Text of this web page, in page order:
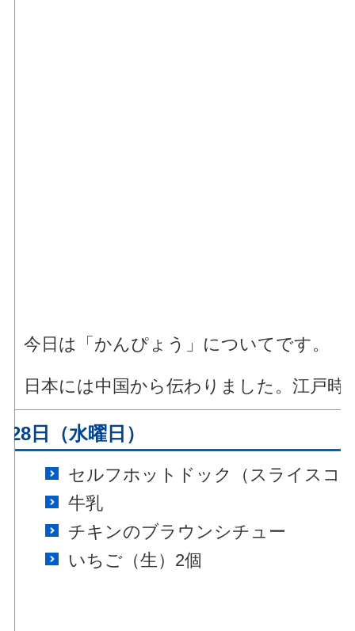
今日は「かんぴょう」についてです。
日本には中国から伝わりました。江戸
28日（水曜日）
セルフホットドック（スライスコ
牛乳
チキンのブラウンシチュー
いちご（生）2個